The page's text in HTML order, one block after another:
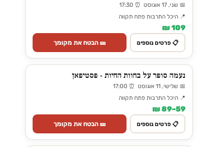
📅 שני, 17 אוגוסט ⏰ 17:30
📍 היכל התרבות פתח תקווה
109 ₪
📋 פרטים נוספים 🎫 הבטח את מקומך
נעמה סופר על בחוות החיות - פסטיפאן
📅 שלישי, 11 אוגוסט ⏰ 17:00
📍 היכל התרבות פתח תקווה
59–89 ₪
📋 פרטים נוספים 🎫 הבטח את מקומך